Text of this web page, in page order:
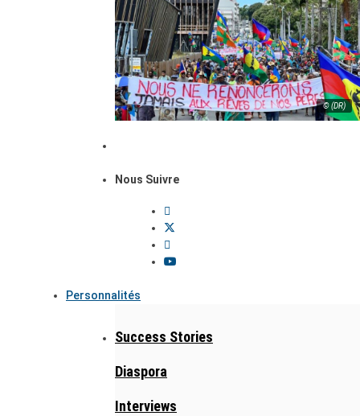
© (DR)
Nous Suivre
Personnalités
Success Stories
Diaspora
Interviews